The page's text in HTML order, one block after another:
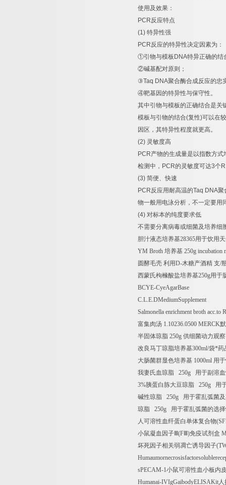
使用及效果：
PCR反应特点
(1) 特异性强
PCR反应的特异性决定因素为：
①引物与模板 DNA特异正确的结
②碱基配对原则；
③Taq DNA聚合酶合成反应的忠
④靶基因的特异性与保守性。
其中引物与模板的正确结合是关
模板与引物的结合(复性)可以在
因区，其特异性程度就更高。
(2) 灵敏度高
PCR产物的生成量是以指数方式
检测中， PCR的灵敏度可达3个
(3) 简便、快速
PCR反应用耐高温的Taq DNA聚
物一般用电泳分析，不一定要用
(4) 对标本的纯度要求低
不需要分离病毒或细菌及培养细
胆汁液态培养基28365用于饮用
YM Broth 培养基 250g
圆酵毛壳 利用D-木糖产酒精 支/
西蒙氏枸橼酸盐培养基250g用于
BCYE-CyeAgarBase
C.L.E.DMediumSupplement
Salmonella enrichment broth acc.to
富集肉汤 1.10236.0500 MERCK
半固体琼脂 250g 供细菌动力观
改良马丁琼脂培养基300ml/袋*药
大肠菌群显色培养基 1000ml 用
我妻氏血琼脂 250g 用于副溶
3%胰蛋白胨大豆琼脂 250g 用
碱性琼脂 250g 用于霍乱弧菌
琼脂 250g 用于霍乱弧菌的选
人可溶性血纤蛋白单体复合物
小鼠凝血因子Ⅲ (F )免疫试剂盒
坏死因子相关弱凋亡诱导因子
sPECAM-1小鼠可溶性血小板内
Humanai-IVIgGaibodyELISAKit